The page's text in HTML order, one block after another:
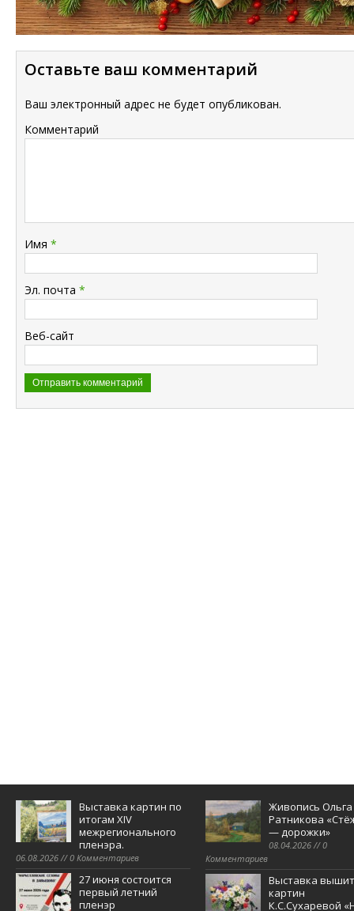
Оставьте ваш комментарий
Ваш электронный адрес не будет опубликован.
Комментарий
Имя *
Эл. почта *
Веб-сайт
Выставка картин по
итогам XIV
межрегионального
пленэра.
06.08.2026 // 0 Комментариев
27 июня состоится
первый летний
пленэр
Живопись Ольга
Ратникова
— дорожки»
08.04.2026 // 0
Комментариев
Выставка
картин
К.С.Сухаревой